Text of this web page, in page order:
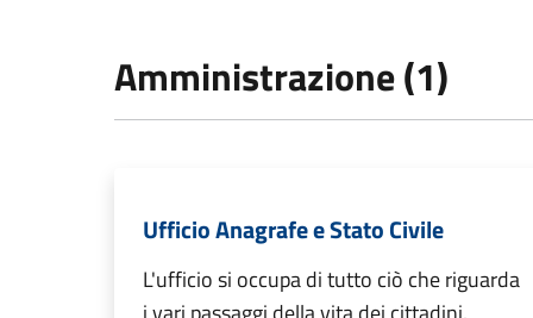
Amministrazione (1)
Ufficio Anagrafe e Stato Civile
L'ufficio si occupa di tutto ciò che riguarda